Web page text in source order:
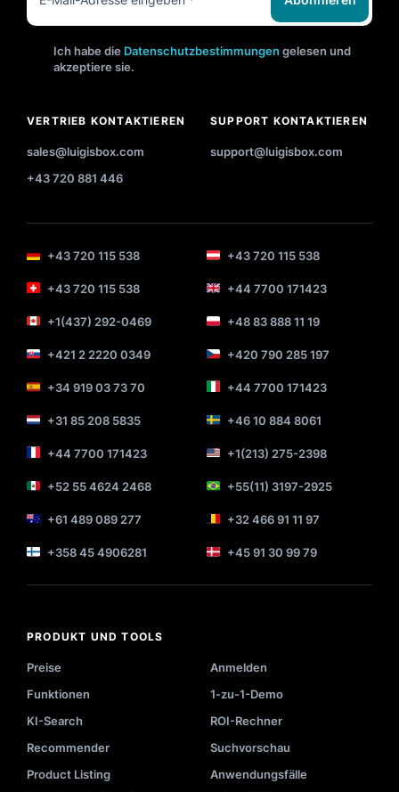
Ich habe die Datenschutzbestimmungen gelesen und
akzeptiere sie.
VERTRIEB KONTAKTIEREN
sales@luigisbox.com
+43 720 881 446
SUPPORT KONTAKTIEREN
support@luigisbox.com
+43 720 115 538 +43 720 115 538
+43 720 115 538 +44 7700 171423
+1(437) 292-0469 +48 83 888 11 19
+421 2 2220 0349 +420 790 285 197
+34 919 03 73 70 +44 7700 171423
+31 85 208 5835 +46 10 884 8061
+44 7700 171423 +1(213) 275-2398
+52 55 4624 2468 +55(11) 3197-2925
+61 489 089 277 +32 466 91 11 97
+358 45 4906281 +45 91 30 99 79
PRODUKT UND TOOLS
Preise
Anmelden
Funktionen
1-zu-1-Demo
KI-Search
ROI-Rechner
Recommender
Suchvorschau
Product Listing
Anwendungsfälle